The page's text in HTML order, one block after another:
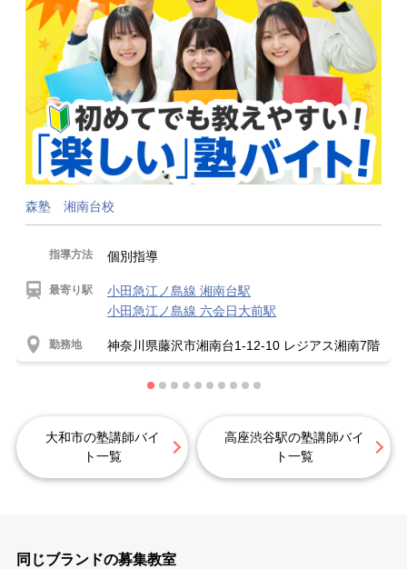
森塾 湘南台校
指導方法 個別指導
最寄り駅
小田急江ノ島線 湘南台駅
小田急江ノ島線 六会日大前駅
勤務地 神奈川県藤沢市湘南台1-12-10 レジアス湘南7階
大和市の塾講師バイ
ト一覧
高座渋谷駅の塾講師バイ
ト一覧
同じブランドの募集教室